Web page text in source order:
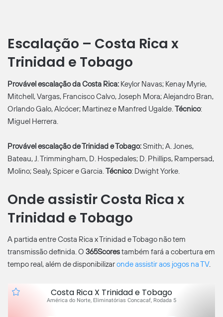
Escalação – Costa Rica x
Trinidad e Tobago
Provável escalação da Costa Rica: Keylor Navas; Kenay Myrie,
Mitchell, Vargas, Francisco Calvo, Joseph Mora; Alejandro Bran,
Orlando Galo, Alcócer; Martinez e Manfred Ugalde.Técnico:
Miguel Herrera.
Provável escalação de Trinidad e Tobago:Smith; A. Jones,
Bateau, J. Trimmingham, D. Hospedales; D. Phillips, Rampersad,
Molino; Sealy, Spicer e Garcia.Técnico: Dwight Yorke.
Onde assistir Costa Rica x
Trinidad e Tobago
A partida entre Costa Rica x Trinidad e Tobago não tem
transmissão definida. O 365Scorestambém fará a cobertura em
tempo real, além de disponibilizaronde assistir aos jogos na TV.
Costa Rica X Trinidad e Tobago
América do Norte, Eliminatórias Concacaf, Rodada 5